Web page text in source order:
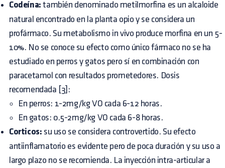
Codeína: también denominado metilmorfina es un alcaloide
natural encontrado en la planta opio y se considera un
profármaco. Su metabolismo in vivo produce morfina en un 5-
10%. No se conoce su efecto como único fármaco no se ha
estudiado en perros y gatos pero sí en combinación con
paracetamol con resultados prometedores. Dosis
recomendada [3]:
En perros: 1-2mg/kg VO cada 6-12 horas.
En gatos: 0.5-2mg/kg VO cada 6-8 horas.
Corticos: su uso se considera controvertido. Su efecto
antiinflamatorio es evidente pero de poca duración y su uso a
largo plazo no se recomienda. La inyección intra-articular a